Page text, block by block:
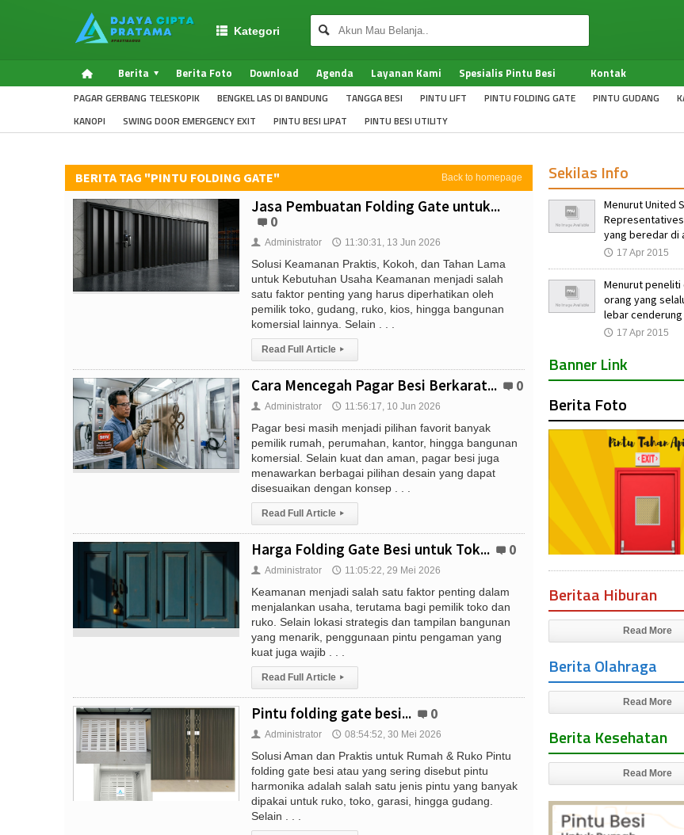
Kategori
Berita Berita Foto Download Agenda Layanan Kami Spesialis Pintu Besi Kontak
PAGAR GERBANG TELESKOPIK BENGKEL LAS DI BANDUNG TANGGA BESI PINTU LIFT PINTU FOLDING GATE PINTU GUDANG
KANOPI
SWING DOOR EMERGENCY EXIT PINTU BESI LIPAT PINTU BESI UTILITY
Back to homepage
BERITA TAG "PINTU FOLDING GATE"
Jasa Pembuatan Folding Gate untuk...
0
👤 Administrator 🕔 11:30:31, 13 Jun 2026
Solusi Keamanan Praktis, Kokoh, dan Tahan Lama
untuk Kebutuhan Usaha Keamanan menjadi salah
satu faktor penting yang harus diperhatikan oleh
pemilik toko, gudang, ruko, kios, hingga bangunan
komersial lainnya. Selain . . .
Read Full Article ▸
Cara Mencegah Pagar Besi Berkarat... 0
👤 Administrator 🕔 11:56:17, 10 Jun 2026
Pagar besi masih menjadi pilihan favorit banyak
pemilik rumah, perumahan, kantor, hingga bangunan
komersial. Selain kuat dan aman, pagar besi juga
menawarkan berbagai pilihan desain yang dapat
disesuaikan dengan konsep . . .
Read Full Article ▸
Harga Folding Gate Besi untuk Tok... 0
👤 Administrator 🕔 11:05:22, 29 Mei 2026
Keamanan menjadi salah satu faktor penting dalam
menjalankan usaha, terutama bagi pemilik toko dan
ruko. Selain lokasi strategis dan tampilan bangunan
yang menarik, penggunaan pintu pengaman yang
kuat juga wajib . . .
Read Full Article ▸
Pintu folding gate besi... 0
👤 Administrator 🕔 08:54:52, 30 Mei 2026
Solusi Aman dan Praktis untuk Rumah & Ruko Pintu
folding gate besi atau yang sering disebut pintu
harmonika adalah salah satu jenis pintu yang banyak
dipakai untuk ruko, toko, garasi, hingga gudang.
Selain . . .
Sekilas Info
Menurut United
yang beredar di
🕔 17 Apr 2015
Menurut
orang yang
lebar cenderung
🕔 17 Apr 2015
Banner Link
Berita Foto
Beritaa Hiburan
Read More
Berita Olahraga
Read More
Berita Kesehatan
Read More